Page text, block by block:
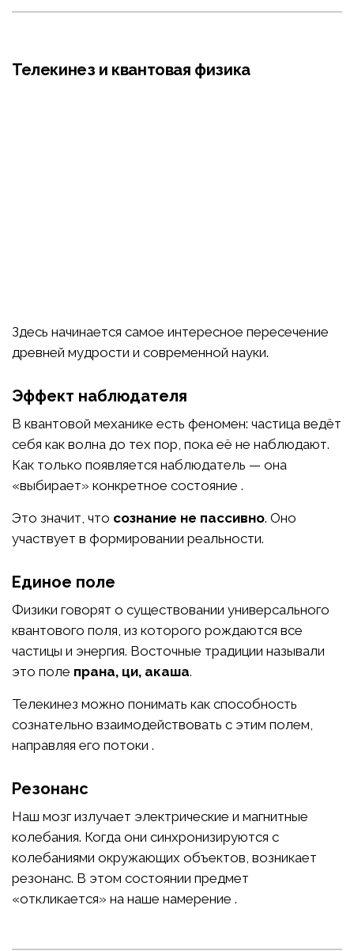
Телекинез и квантовая физика
Здесь начинается самое интересное пересечение
древней мудрости и современной науки.
Эффект наблюдателя
В квантовой механике есть феномен: частица ведёт
себя как волна до тех пор, пока её не наблюдают.
Как только появляется наблюдатель — она
«выбирает» конкретное состояние .
Это значит, что сознание не пассивно. Оно
участвует в формировании реальности.
Единое поле
Физики говорят о существовании универсального
квантового поля, из которого рождаются все
частицы и энергия. Восточные традиции называли
это поле прана, ци, акаша.
Телекинез можно понимать как способность
сознательно взаимодействовать с этим полем,
направляя его потоки .
Резонанс
Наш мозг излучает электрические и магнитные
колебания. Когда они синхронизируются с
колебаниями окружающих объектов, возникает
резонанс. В этом состоянии предмет
«откликается» на наше намерение .